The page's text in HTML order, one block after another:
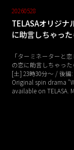
20260528
TELASAオリジ
に助言しちゃっ
「ターミネーターと
の恋に助言しちゃった
[土] 23時30分〜 / 後編
Original spin drama
available on TELASA.